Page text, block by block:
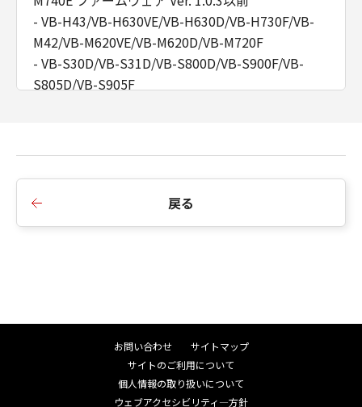
了後直ちに、「許諾ソフトウェア」を廃棄
し、且つ、インストール済みのすべての
「許諾ソフトウェア」を消去するものとし
ます。
(5) 第１条、第３条および第５条の規定
(1) 本契約のいずれかの条項またはその一
部が法律により無効となっても、本契約の
それ以外の部分は効力を有するものとしま
U.S. GOVERNMENT RESTRICTED RIGHTS
- VB-H43/VB-H630VE/VB-H630D/VB-H730F/VB-
M42/VB-M620VE/VB-M620D/VB-M720F
- VB-S30D/VB-S31D/VB-S800D/VB-S900F/VB-
S805D/VB-S905F
設定したカメラ名を表示するようにしました。
6. インストーラーの表示画面を変更しました。
1. VB-H43/VB-H630VE/VB-H630D/VB-H730F ファ
戻る
お問い合わせ
サイトマップ
サイトのご利用について
個人情報の取り扱いについて
ウェブアクセシビリティ―方針